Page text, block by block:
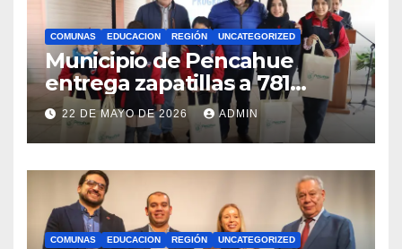
COMUNAS EDUCACION REGIÓN UNCATEGORIZED
Municipio de Pencahue
entrega zapatillas a 781
estudiantes con recursos del
Royalty Minero
22 DE MAYO DE 2026 ADMIN
COMUNAS EDUCACION REGIÓN UNCATEGORIZED